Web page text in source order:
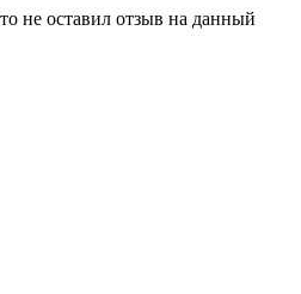
не оставил отзыв на данный